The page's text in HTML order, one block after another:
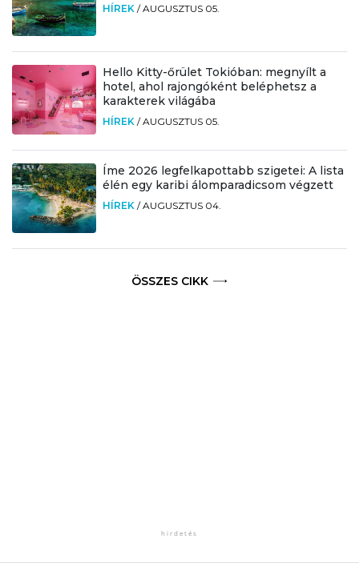
HÍREK /AUGUSZTUS 05.
Hello Kitty-őrület Tokióban: megnyílt a
hotel, ahol rajongóként beléphetsz a
karakterek világába
HÍREK /AUGUSZTUS 05.
Íme 2026 legfelkapottabb szigetei: A lista
élén egy karibi álomparadicsom végzett
HÍREK /AUGUSZTUS 04.
ÖSSZES CIKK